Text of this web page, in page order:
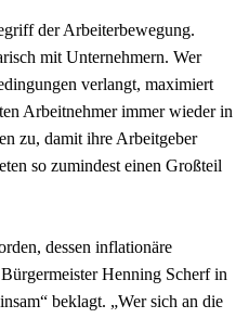
der Arbeiterbewegung.
mit Unternehmern. Wer
verlangt, maximiert
Arbeitnehmer immer wieder in
zu, damit ihre Arbeitgeber
so zumindest einen Großteil
dessen inflationäre
Henning Scherf in
beklagt. „Wer sich an die